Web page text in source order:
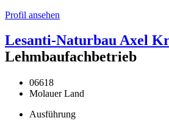
Profil ansehen
Lesanti-Naturbau Axel
Lehmbaufachbetrieb
06618
Molauer Land
Ausführung